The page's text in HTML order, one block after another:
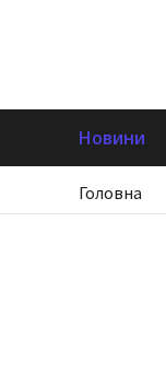
Новини
Головна